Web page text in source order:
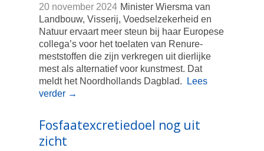
20 november 2024 Minister Wiersma van
Landbouw, Visserij, Voedselzekerheid en
Natuur ervaart meer steun bij haar Europese
collega’s voor het toelaten van Renure-
meststoffen die zijn verkregen uit dierlijke
mest als alternatief voor kunstmest. Dat
meldt het Noordhollands Dagblad.
Lees
verder →
Fosfaatexcretiedoel nog uit
zicht